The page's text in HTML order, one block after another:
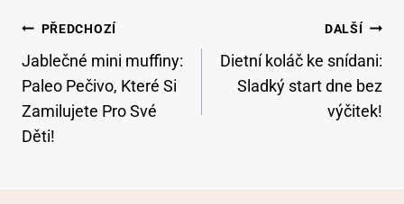
Navigace
Pro
Příspěvek
PŘEDCHOZÍ
Jablečné mini muffiny:
Paleo Pečivo, Které Si
Zamilujete Pro Své
Děti!
DALŠÍ
Dietní koláč ke snídani:
Sladký start dne bez
výčitek!